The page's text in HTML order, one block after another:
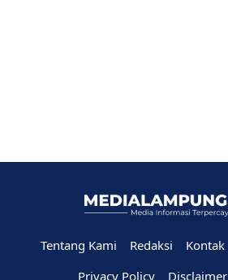
Tentang Kami Redaksi Kontak
Privacy Policy
Disclaimer